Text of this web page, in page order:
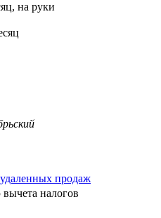
на руки
продаж
вычета налогов